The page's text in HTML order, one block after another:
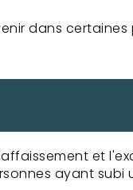
dans certaines
et
ayant subi